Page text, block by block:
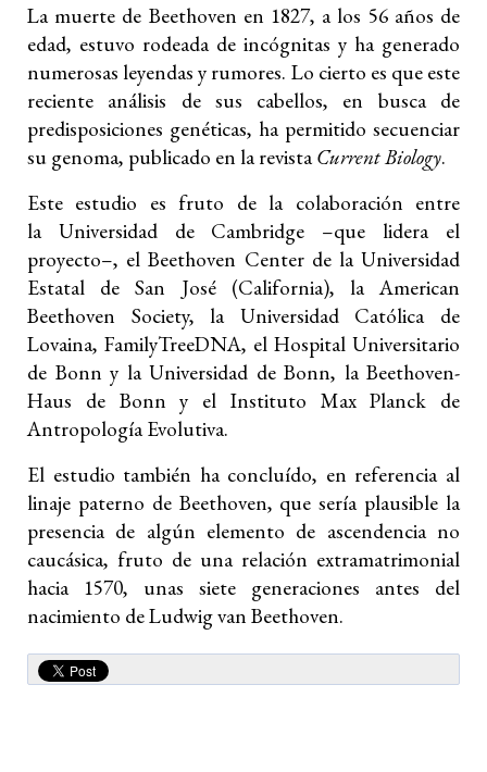
La muerte de Beethoven en 1827, a los 56 años de
edad, estuvo rodeada de incógnitas y ha generado
numerosas leyendas y rumores. Lo cierto es que este
reciente análisis de sus cabellos, en busca de
predisposiciones genéticas, ha permitido secuenciar
su genoma, publicado en la revista Current Biology.
Este estudio es fruto de la colaboración entre
la Universidad de Cambridge –que lidera el
proyecto–, el Beethoven Center de la Universidad
Estatal de San José (California), la American
Beethoven Society, la Universidad Católica de
Lovaina, FamilyTreeDNA, el Hospital Universitario
de Bonn y la Universidad de Bonn, la Beethoven-
Haus de Bonn y el Instituto Max Planck de
Antropología Evolutiva.
El estudio también ha concluído, en referencia al
linaje paterno de Beethoven, que sería plausible la
presencia de algún elemento de ascendencia no
caucásica, fruto de una relación extramatrimonial
hacia 1570, unas siete generaciones antes del
nacimiento de Ludwig van Beethoven.